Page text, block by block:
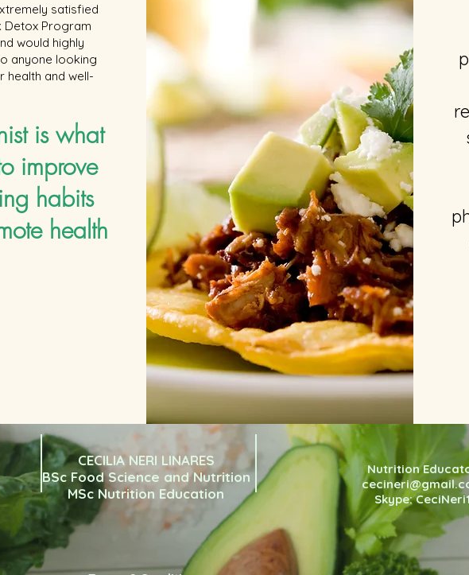
satisfied
Detox Program
would highly
anyone looking
health and well-
is what
improve
habits
health
CECILIA NERI LINARES
BSc Food Science and Nutrition
MSc Nutrition Education
Nutrition
Skype: